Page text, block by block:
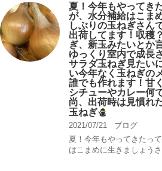
夏！今年もやってき
が、水分補給はこま
しぶりの玉ねぎさん
出荷してます！収穫
ぎ、新玉みたいとか
ゆっくり室内で成長
サラダ玉ねぎ見たい
い今年なく玉ねぎの
誰でも作れます！甘
シチューやカレー何
尚、出荷時は見慣れ
玉ねぎ
2021/07/21
ブログ
夏！今年もやってきたっ
はこまめに生きましょう